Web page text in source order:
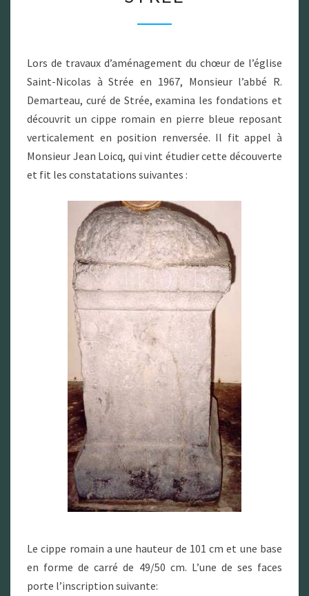
Lors de travaux d’aménagement du chœur de l’église
Saint-Nicolas à Strée en 1967, Monsieur l’abbé R.
Demarteau, curé de Strée, examina les fondations et
découvrit un cippe romain en pierre bleue reposant
verticalement en position renversée. Il fit appel à
Monsieur Jean Loicq, qui vint étudier cette découverte
et fit les constatations suivantes :
Le cippe romain a une hauteur de 101 cm et une base
en forme de carré de 49/50 cm. L’une de ses faces
porte l’inscription suivante: